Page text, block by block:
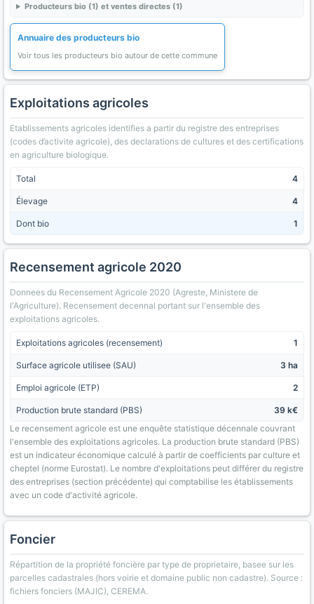
Producteurs bio (1) et ventes directes (1)
Annuaire des producteurs bio
Voir tous les producteurs bio autour de cette commune
Exploitations agricoles
Etablissements agricoles identifies a partir du registre des entreprises
(codes d’activite agricole), des declarations de cultures et des certifications
en agriculture biologique.
Total 4
Élevage 4
Dont bio 1
Recensement agricole 2020
Donnees du Recensement Agricole 2020 (Agreste, Ministere de
l'Agriculture). Recensement decennal portant sur l'ensemble des
exploitations agricoles.
Exploitations agricoles (recensement) 1
Surface agricole utilisee (SAU) 3 ha
Emploi agricole (ETP) 2
Production brute standard (PBS)
39 k€
Le recensement agricole est une enquête statistique décennale couvrant
l'ensemble des exploitations agricoles. La production brute standard (PBS)
est un indicateur économique calculé à partir de coefficients par culture et
cheptel (norme Eurostat). Le nombre d'exploitations peut différer du registre
des entreprises (section précédente) qui comptabilise les établissements
avec un code d'activité agricole.
Foncier
Répartition de la propriété foncière par type de proprietaire, basee sur les
parcelles cadastrales (hors voirie et domaine public non cadastre). Source :
fichiers fonciers (MAJIC), CEREMA.